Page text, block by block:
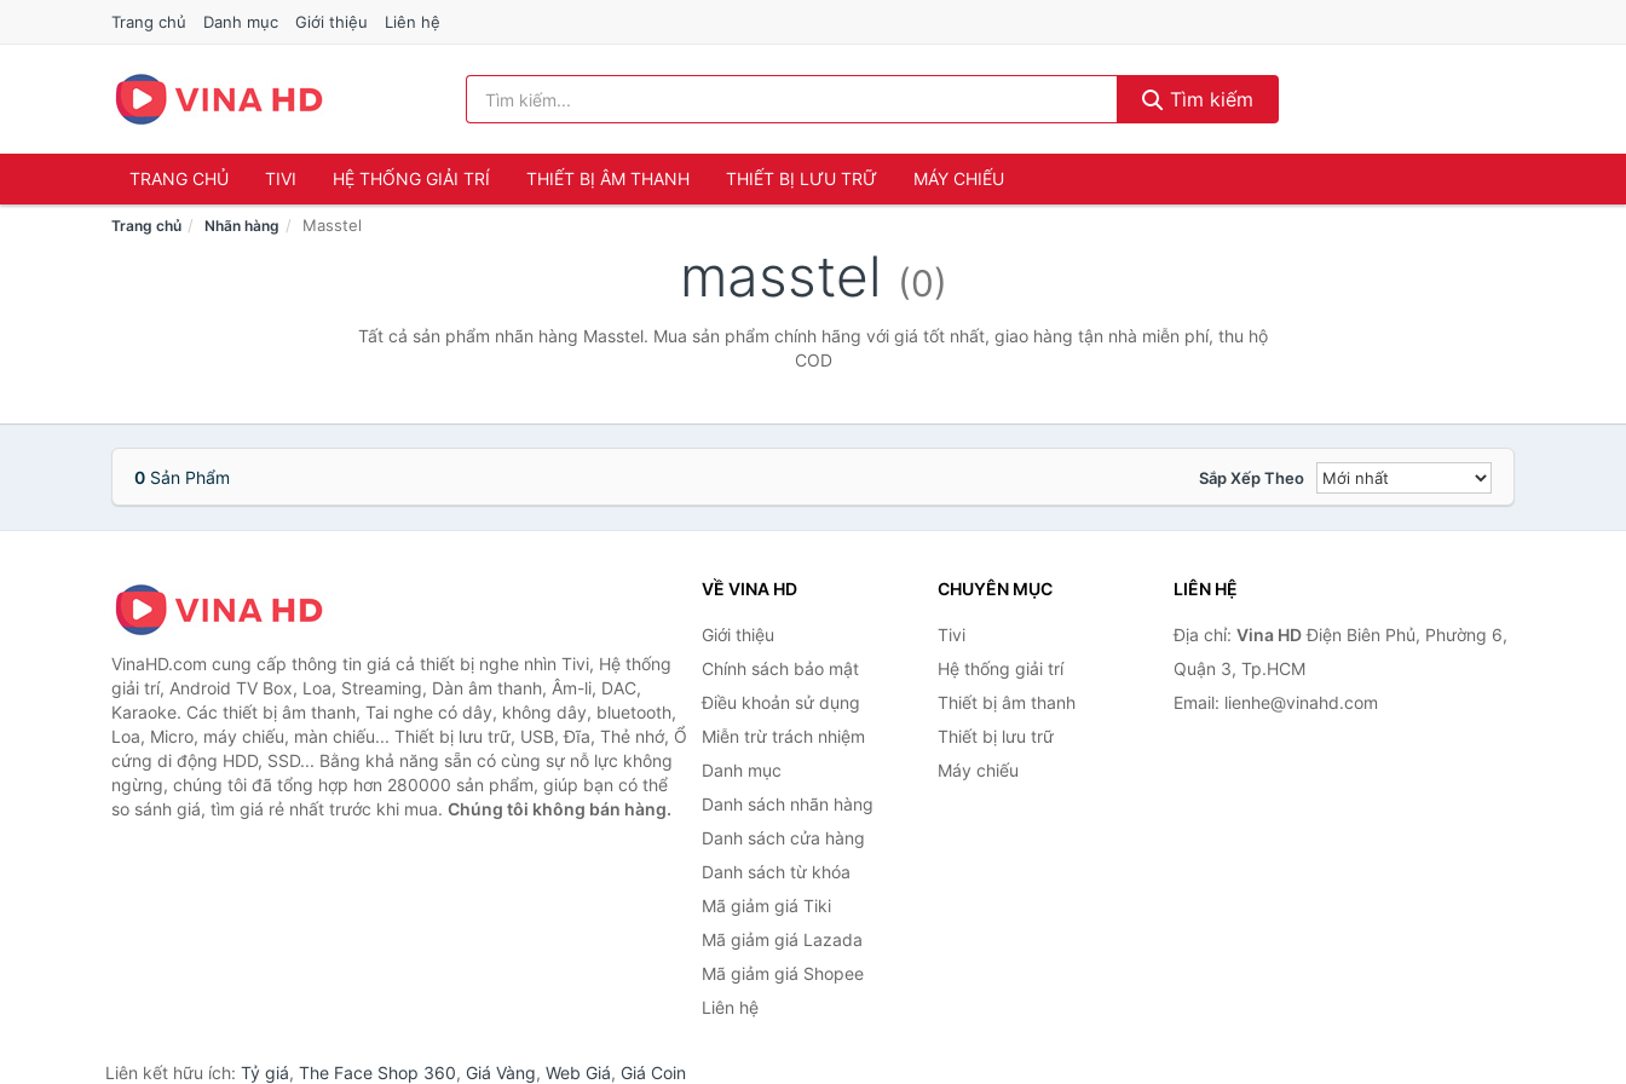
Trang chủ Danh mục Giới thiệu Liên hệ
Tìm kiếm
TRANG CHỦ TIVI HỆ THỐNG GIẢI TRÍ THIẾT BỊ ÂM THANH THIẾT BỊ LƯU TRỮ MÁY CHIẾU
Trang chủ Nhãn hàng Masstel
masstel (0)
Tất cả sản phẩm nhãn hàng Masstel. Mua sản phẩm chính hãng với giá tốt nhất, giao hàng tận nhà miễn phí, thu hộ
COD
0 Sản Phẩm Sắp Xếp Theo
VinaHD.com cung cấp thông tin giá cả thiết bị nghe nhìn Tivi, Hệ thống
giải trí, Android TV Box, Loa, Streaming, Dàn âm thanh, Âm-li, DAC,
Karaoke. Các thiết bị âm thanh, Tai nghe có dây, không dây, bluetooth,
Loa, Micro, máy chiếu, màn chiếu... Thiết bị lưu trữ, USB, Đĩa, Thẻ nhớ, Ổ
cứng di động HDD, SSD... Bằng khả năng sẵn có cùng sự nỗ lực không
ngừng, chúng tôi đã tổng hợp hơn 280000 sản phẩm, giúp bạn có thể
so sánh giá, tìm giá rẻ nhất trước khi mua. Chúng tôi không bán hàng.
VỀ VINA HD
Giới thiệu
Chính sách bảo mật
Điều khoản sử dụng
Miễn trừ trách nhiệm
Danh mục
Danh sách nhãn hàng
Danh sách cửa hàng
Danh sách từ khóa
Mã giảm giá Tiki
Mã giảm giá Lazada
Mã giảm giá Shopee
Liên hệ
CHUYÊN MỤC
Tivi
Hệ thống giải trí
Thiết bị âm thanh
Thiết bị lưu trữ
Máy chiếu
LIÊN HỆ
Địa chỉ: Vina HDĐiện Biên Phủ, Phường 6,
Quận 3, Tp.HCM
Email: lienhe@vinahd.com
Liên kết hữu ích: Tỷ giá, The Face Shop 360, Giá Vàng, Web Giá, Giá Coin